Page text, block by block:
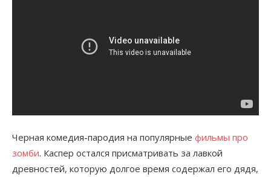
Черная комедия-пародия на популярные фильмы про
зомби. Каспер остался присматривать за лавкой
древностей, которую долгое время содержал его дядя,